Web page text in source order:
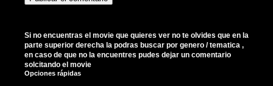
Si no encuentras el movie que quieres ver no te olvides que en la
parte superior derecha la podras buscar por genero / tematica ,
en caso de que no la encuentres pudes dejar un comentario
solcitando el movie
Opciones rápidas